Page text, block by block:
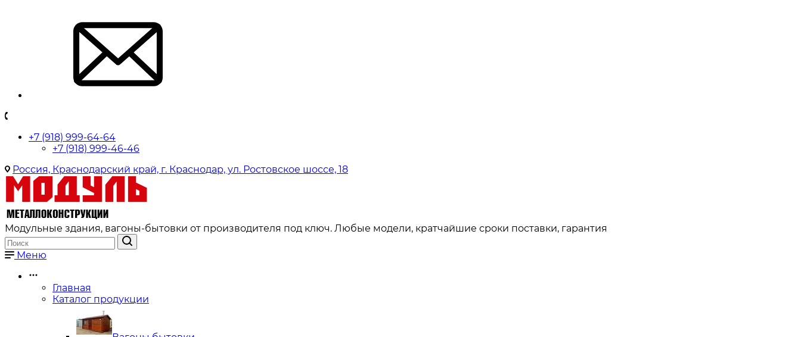
+7 (918) 999-64-64
+7 (918) 999-46-46
Россия, Краснодарский край, г. Краснодар, ул. Ростовское шоссе, 18
Модульные здания, вагоны-бытовки от производителя под ключ. Любые модели, кратчайшие сроки поставки, гарантия
Меню
Главная
Каталог продукции